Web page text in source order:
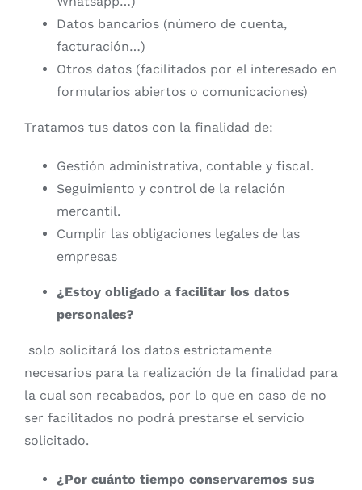
Datos bancarios (número de cuenta,
facturación…)
Otros datos (facilitados por el interesado en
formularios abiertos o comunicaciones)
Tratamos tus datos con la finalidad de:
Gestión administrativa, contable y fiscal.
Seguimiento y control de la relación
mercantil.
Cumplir las obligaciones legales de las
empresas
¿Estoy obligado a facilitar los datos
personales?
solo solicitará los datos estrictamente
necesarios para la realización de la finalidad para
la cual son recabados, por lo que en caso de no
ser facilitados no podrá prestarse el servicio
solicitado.
¿Por cuánto tiempo conservaremos sus